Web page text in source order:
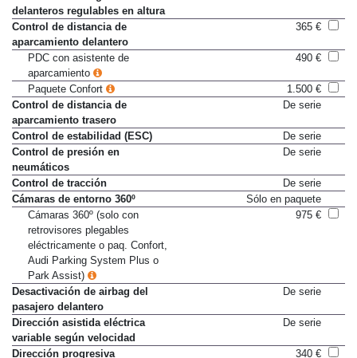
Cinturones de seguridad
delanteros regulables en altura
Control de distancia de
aparcamiento delantero
PDC con asistente de
aparcamiento
Paquete Confort
1.500 €
Control de distancia de
aparcamiento trasero
Control de estabilidad (ESC)
De serie
Control de presión en
neumáticos
Control de tracción
De serie
Cámaras de entorno 360º
Sólo en paquete
Cámaras 360º (solo con
retrovisores plegables
eléctricamente o paq. Confort,
Audi Parking System Plus o
Park Assist)
Desactivación de airbag del
pasajero delantero
Dirección asistida eléctrica
variable según velocidad